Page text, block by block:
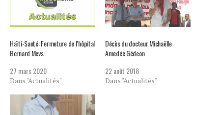
Haïti-Santé: Fermeture de l’hôpital
Bernard Mevs
27 mars 2020
Dans "Actualités"
Décès du docteur Michaëlle
Amedée Gédeon
22 août 2018
Dans "Actualités"